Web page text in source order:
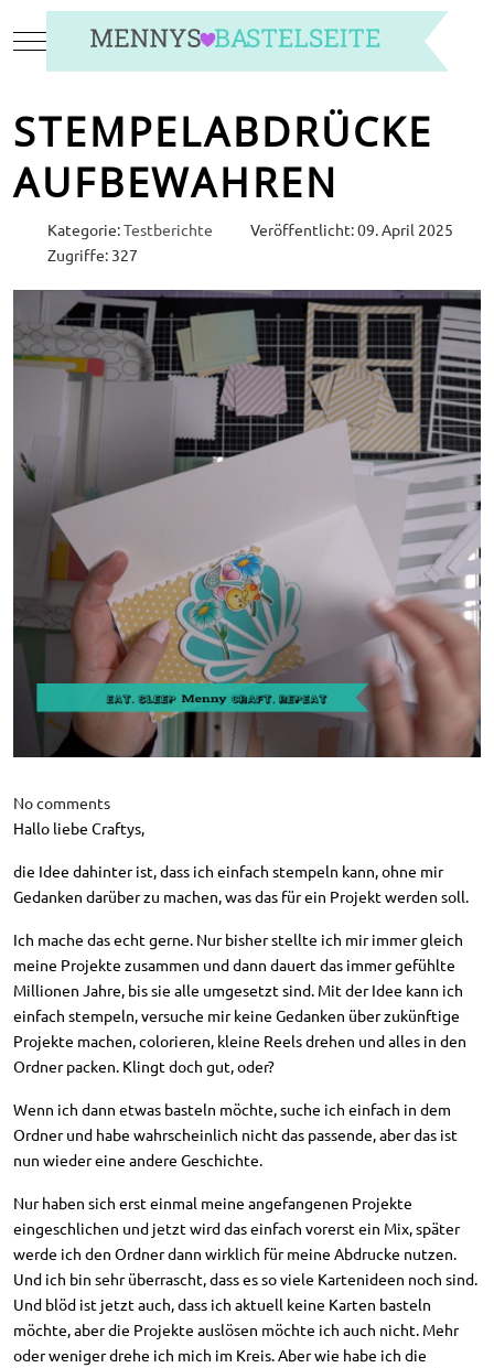
Mobile Menu Toggle
STEMPELABDRÜCKE
AUFBEWAHREN
Kategorie:Testberichte
Veröffentlicht: 09. April 2025
Zugriffe: 327
No comments
Hallo liebe Craftys,
die Idee dahinter ist, dass ich einfach stempeln kann, ohne mir
Gedanken darüber zu machen, was das für ein Projekt werden soll.
Ich mache das echt gerne. Nur bisher stellte ich mir immer gleich
meine Projekte zusammen und dann dauert das immer gefühlte
Millionen Jahre, bis sie alle umgesetzt sind. Mit der Idee kann ich
einfach stempeln, versuche mir keine Gedanken über zukünftige
Projekte machen, colorieren, kleine Reels drehen und alles in den
Ordner packen. Klingt doch gut, oder?
Wenn ich dann etwas basteln möchte, suche ich einfach in dem
Ordner und habe wahrscheinlich nicht das passende, aber das ist
nun wieder eine andere Geschichte.
Nur haben sich erst einmal meine angefangenen Projekte
eingeschlichen und jetzt wird das einfach vorerst ein Mix, später
werde ich den Ordner dann wirklich für meine Abdrucke nutzen.
Und ich bin sehr überrascht, dass es so viele Kartenideen noch sind.
Und blöd ist jetzt auch, dass ich aktuell keine Karten basteln
möchte, aber die Projekte auslösen möchte ich auch nicht. Mehr
oder weniger drehe ich mich im Kreis. Aber wie habe ich die